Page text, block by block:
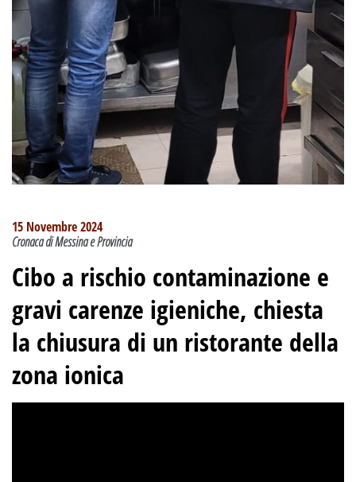
15 Novembre 2024
Cronaca di Messina e Provincia
Cibo a rischio contaminazione e
gravi carenze igieniche, chiesta
la chiusura di un ristorante della
zona ionica